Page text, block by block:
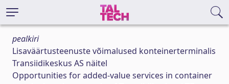
pealkiri
Lisaväärtusteenuste võimalused konteinerterminalis
Transiidikeskus AS näitel
Opportunities for added-value services in container